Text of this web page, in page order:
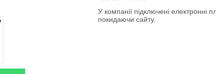
У компанії підключені електронні
покидаючи сайту.